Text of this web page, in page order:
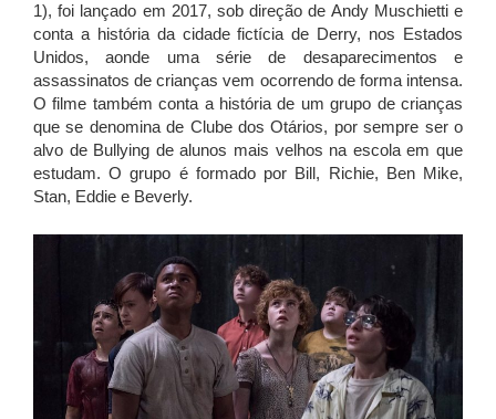
1), foi lançado em 2017, sob direção de Andy Muschietti e
conta a história da cidade fictícia de Derry, nos Estados
Unidos, aonde uma série de desaparecimentos e
assassinatos de crianças vem ocorrendo de forma intensa.
O filme também conta a história de um grupo de crianças
que se denomina de Clube dos Otários, por sempre ser o
alvo de Bullying de alunos mais velhos na escola em que
estudam. O grupo é formado por Bill, Richie, Ben Mike,
Stan, Eddie e Beverly.